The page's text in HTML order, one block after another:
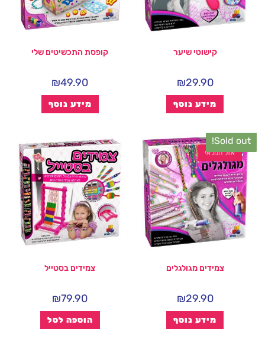
קישוטי שיער
₪29.90
מידע נוסף
קופסת התכשיטים שלי
₪49.90
מידע נוסף
Sold out!
אזל המלאי
צמידים מגולגלים
₪29.90
מידע נוסף
צמידים בסטייל
₪79.90
הוספה לסל